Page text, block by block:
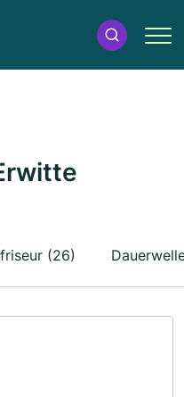
(26)